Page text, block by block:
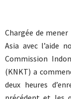
Chargée de mener
Asia avec l’aide
Commission
(KNKT) a
deux heures